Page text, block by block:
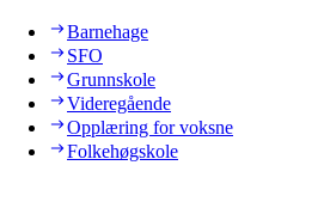
Barnehage
SFO
Grunnskole
Videregående
Opplæring for voksne
Folkehøgskole